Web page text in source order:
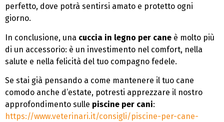
perfetto, dove potrà sentirsi amato e protetto ogni
giorno.
In conclusione, una cuccia in legno per cane è molto più
di un accessorio: è un investimento nel comfort, nella
salute e nella felicità del tuo compagno fedele.
Se stai già pensando a come mantenere il tuo cane
comodo anche d’estate, potresti apprezzare il nostro
approfondimento sulle piscine per cani:
https://www.veterinari.it/consigli/piscine-per-cane-